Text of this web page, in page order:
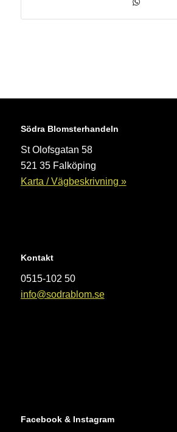
Södra Blomsterhandeln
St Olofsgatan 58
521 35 Falköping
Karta / Vägbeskrivning »
Kontakt
0515-102 50
info@sodrablom.se
Facebook & Instagram